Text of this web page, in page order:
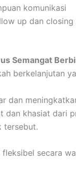
komunikasi
up dan
Semangat
berkelanjutan
dan
dan khasiat dari
tersebut.
fleksibel secara